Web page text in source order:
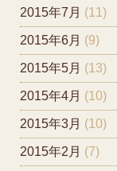
2015年7月 (11)
2015年6月 (9)
2015年5月 (13)
2015年4月 (10)
2015年3月 (10)
2015年2月 (7)